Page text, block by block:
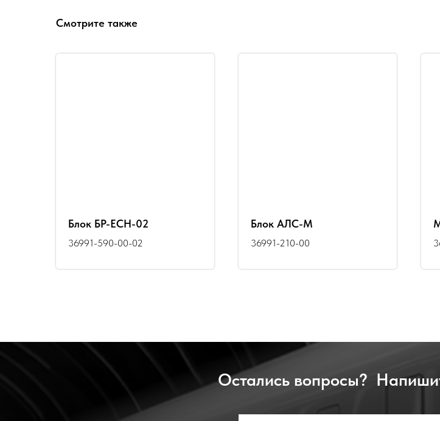
Смотрите также
Блок БР-ЕСН-02
36991-590-00-02
Блок АЛС-М
36991-210-00
Остались вопросы?